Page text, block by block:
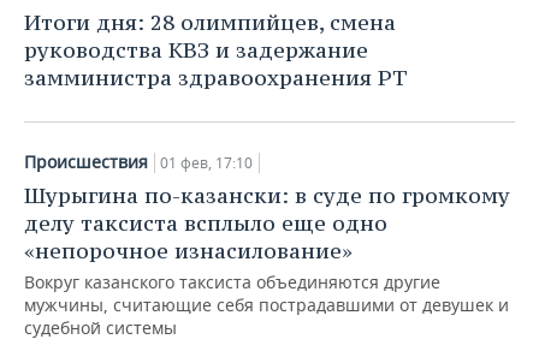
НЕФТЕХИМИЯ
НЕФТЬ
ОПК
ЭНЕРГЕТИКА
РОЗНИЧНАЯ ТОРГОВЛЯ
УСЛУГИ
НОВОСТИ ТЕХНОЛОГИЙ
МЕДИА
ТЕЛЕКОММУНИКАЦИИ
МЕРОПРИЯТИЯ
ВЫЕЗДНАЯ РЕДАКЦИЯ
БИЗНЕС-БРАНЧИ
ONLINE-КОНФЕРЕНЦИИ
ОТКРЫТАЯ ЛЕКЦИЯ
НОВОСТИ СПОРТА
ФУТБОЛ
ХОККЕЙ
БАСКЕТБОЛ
ОБЩЕСТВО
НОВОСТИ ОБЩЕСТВА
ВЛАСТЬ
ИНФРАСТРУКТУРА
ФОТОГАЛЕРЕЯ
СЮЖЕТЫ
СПРАВОЧНИК
Итоги дня: 28 олимпийцев, смена
руководства КВЗ и задержание
замминистра здравоохранения РТ
Происшествия 01 фев, 17:10
Шурыгина по-казански: в суде по громкому
делу таксиста всплыло еще одно
«непорочное изнасилование»
Вокруг казанского таксиста объединяются другие
мужчины, считающие себя пострадавшими от девушек и
судебной системы